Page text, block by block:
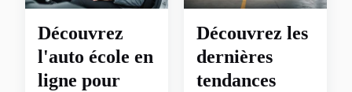
Découvrez
l'auto école en
ligne pour
Découvrez les
dernières
tendances